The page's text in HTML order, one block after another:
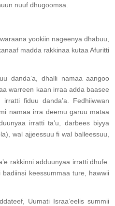
nuuf dhugoomsa.
yookiin nageenya dhabuu,
madda rakkinaa kutaa Afuritti
danda’a, dhalli namaa aangoo
warreen kaan irraa adda baasee
fiduu danda’a. Fedhiiwwan
namaa irra deemu garuu mataa
irratti ta’u, darbees biyya
wal ajjeessuu fi wal balleessuu,
rakkinni adduunyaa irratti dhufe.
keessummaa ture, hawwii
Uumati Israa’eelis summii